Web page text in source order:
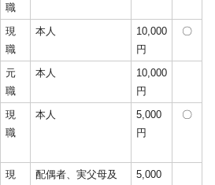
職
現
職
本人
10,000
円
〇
元
職
本人
10,000
円
現
職
本人
5,000
円
〇
現
配偶者、実父母及
5,000